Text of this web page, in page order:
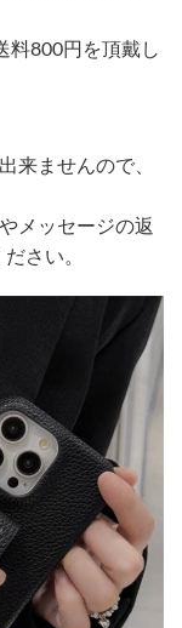
料800円を頂戴し
来ませんので、
メッセージの返
さい。